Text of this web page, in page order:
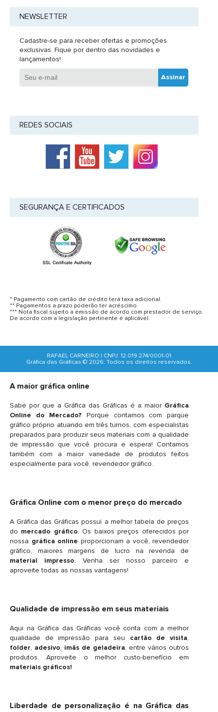
NEWSLETTER
Cadastre-se para receber ofertas e promoções
exclusivas. Fique por dentro das novidades e
lançamentos!
Assinar
REDES SOCIAIS
SEGURANÇA E CERTIFICADOS
* Pagamento com cartão de crédito terá taxa adicional.
** Pagamentos a prazo poderão ter acréscimo.
*** Nota fiscal sujeito a emissão de acordo com prestador de serviço.
De acordo com a legislação pertinente é aplicável.
RAFAEL CARNEIRO | CNPJ: 12.019.274/0001-01
Gráfica das Gráficas © 2026. Todos os direitos reservados.
A maior gráfica online
Sabe por que a Gráfica das Gráficas é a maior Gráfica
Online do Mercado? Porque contamos com parque
gráfico próprio atuando em três turnos, com especialistas
preparados para produzir seus materiais com a qualidade
de impressão que você procura e espera! Contamos
também com a maior variedade de produtos feitos
especialmente para você, revendedor gráfico.
Gráfica Online com o menor preço do mercado
A Gráfica das Gráficas possui a melhor tabela de preços
do mercado gráfico. Os baixos preços oferecidos por
nossa gráfica online proporcionam a você, revendedor
gráfico, maiores margens de lucro na revenda de
material impresso. Venha ser nosso parceiro e
aproveite todas as nossas vantagens!
Qualidade de impressão em seus materiais
Aqui na Gráfica das Gráficas você conta com a melhor
qualidade de impressão para seu cartão de visita,
folder, adesivo, imãs de geladeira, entre vários outros
produtos. Aproveite o melhor custo-benefício em
materiais gráficos!
Liberdade de personalização é na Gráfica das